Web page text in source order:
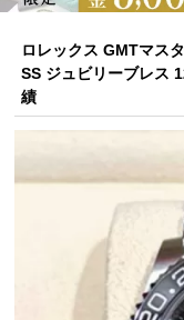
なんば店
ロレックス GMTマス
SS ジュビリーブレス
績